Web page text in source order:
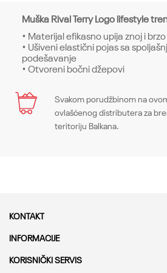
Muška Rival Terry Logo lifestyle
• Materijal efikasno upija znoj i
• Ušiveni elastični pojas sa
podešavanje
• Otvoreni bočni džepovi
Karakteristika
Kategorija
CO
Ime/Nadimak
Svakom porudžbinom na
ovlašćenog distributera za
teritoriju Balkana.
KONTAKT
Kvantum Sport d.o.o.
Adresa
INFORMACIJE
O nama
KORISNIČKI SERVIS